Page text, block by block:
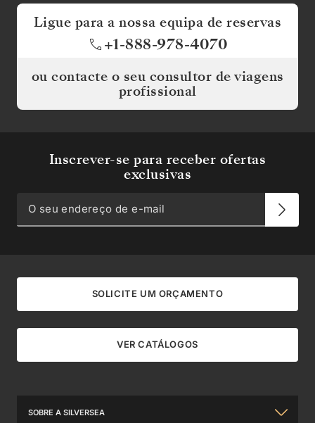
Ligue para a nossa equipa de reservas
+1-888-978-4070
ou contacte o seu consultor de viagens
profissional
Inscrever-se para receber ofertas
exclusivas
SOLICITE UM ORÇAMENTO
VER CATÁLOGOS
SOBRE A SILVERSEA